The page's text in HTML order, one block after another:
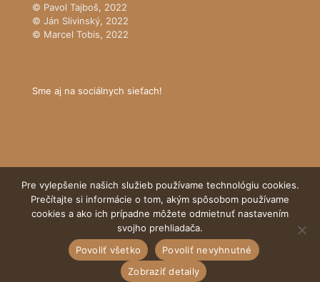
© Pavol Tajboš, 2022
© Ján Slivinský, 2022
© Marcel Tobis, 2022
Sme aj na sociálnych sieťach!
© Tatranský národný park
Pre vylepšenie našich služieb používame technológiu cookies.
Prečítajte si informácie o tom, akým spôsobom používame
cookies a ako ich prípadne môžete odmietnuť nastavením
svojho prehliadača.
Povoliť všetko
Povoliť nevyhnutné
Zobraziť detaily